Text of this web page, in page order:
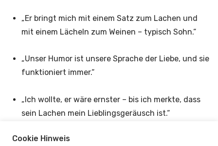
„Er bringt mich mit einem Satz zum Lachen und
mit einem Lächeln zum Weinen – typisch Sohn.“
„Unser Humor ist unsere Sprache der Liebe, und sie
funktioniert immer.“
„Ich wollte, er wäre ernster – bis ich merkte, dass
sein Lachen mein Lieblingsgeräusch ist.“
„Liebe ist, gemeinsam über das Leben zu lachen,
Cookie Hinweis